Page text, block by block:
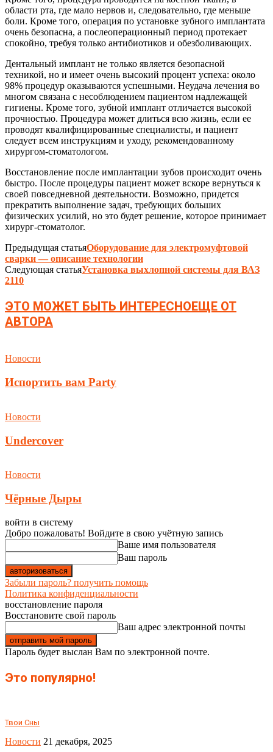
области рта, где мало нервов и, следовательно, где меньше
боли. Кроме того, операция по установке зубного имплантата
очень безопасна, а послеоперационный период протекает
спокойно, требуя только антибиотиков и обезболивающих.
Дентальный имплант не только является безопасной
техникой, но и имеет очень высокий процент успеха: около
98% процедур оказываются успешными. Неудача лечения во
многом связана с несоблюдением пациентом надлежащей
гигиены. Кроме того, зубной имплант отличается высокой
прочностью. Процедура может длиться всю жизнь, если ее
проводят квалифицированные специалисты, и пациент
следует всем инструкциям и уходу, рекомендованному
хирургом-стоматологом.
Восстановление после имплантации зубов происходит очень
быстро. После процедуры пациент может вскоре вернуться к
своей повседневной деятельности. Возможно, придется
прекратить выполнение задач, требующих больших
физических усилий, но это будет решение, которое принимает
хирург-стоматолог.
Предыдущая статьяОборудование для электромуфтовой
сварки — описание технологии
Следующая статьяУстановка выхлопной системы для ВАЗ
2110
ЭТО МОЖЕТ БЫТЬ ИНТЕРЕСНОЕЩЕ ОТ
АВТОРА
Новости
Испортить вам Party
Новости
Undercover
Новости
Чёрные Дыры
войти в систему
Добро пожаловать! Войдите в свою учётную запись
Ваше имя пользователя
Ваш пароль
Забыли пароль? получить помощь
Политика конфиденциальности
восстановление пароля
Восстановите свой пароль
Ваш адрес электронной почты
Пароль будет выслан Вам по электронной почте.
Это популярно!
Твои Сны
Новости 21 декабря, 2025